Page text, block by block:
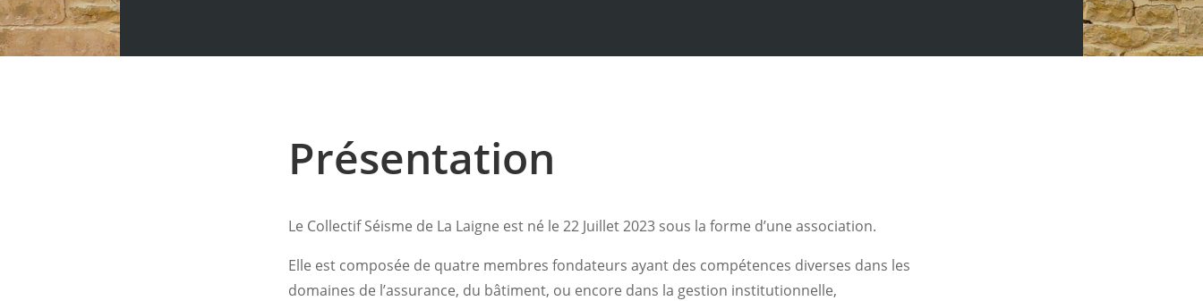
Présentation
Le Collectif Séisme de La Laigne est né le 22 Juillet 2023 sous la forme d’une association.
Elle est composée de quatre membres fondateurs ayant des compétences diverses dans les
domaines de l’assurance, du bâtiment, ou encore dans la gestion institutionnelle,